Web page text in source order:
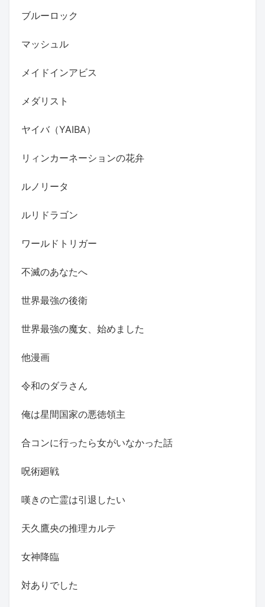
ブルーロック
マッシュル
メイドインアビス
メダリスト
ヤイバ（YAIBA）
リィンカーネーションの花弁
ルノリータ
ルリドラゴン
ワールドトリガー
不滅のあなたへ
世界最強の後衛
世界最強の魔女、始めました
他漫画
令和のダラさん
俺は星間国家の悪徳領主
合コンに行ったら女がいなかった話
呪術廻戦
嘆きの亡霊は引退したい
天久鷹央の推理カルテ
女神降臨
対ありでした